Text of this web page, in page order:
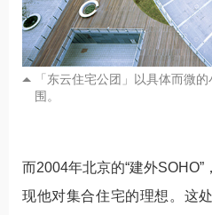
「东云住宅公团」以具体而微
围。
而2004年北京的“建外
现他对集合住宅的理想。这